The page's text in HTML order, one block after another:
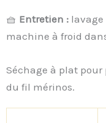
🧺 Entretien :
machine à froid
Séchage à plat pour
du fil mérinos.